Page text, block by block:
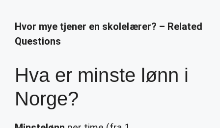
Hvor mye tjener en skolelærer? – Related
Questions
Hva er minste lønn i
Norge?